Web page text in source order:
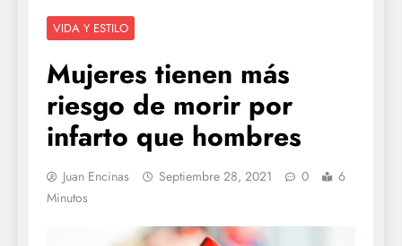
VIDA Y ESTILO
Mujeres tienen más
riesgo de morir por
infarto que hombres
Juan Encinas Septiembre 28, 2021 0
6
Minutos